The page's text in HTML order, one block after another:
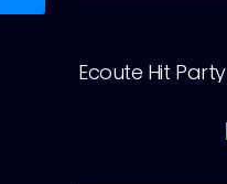
Ecoute Hit Party